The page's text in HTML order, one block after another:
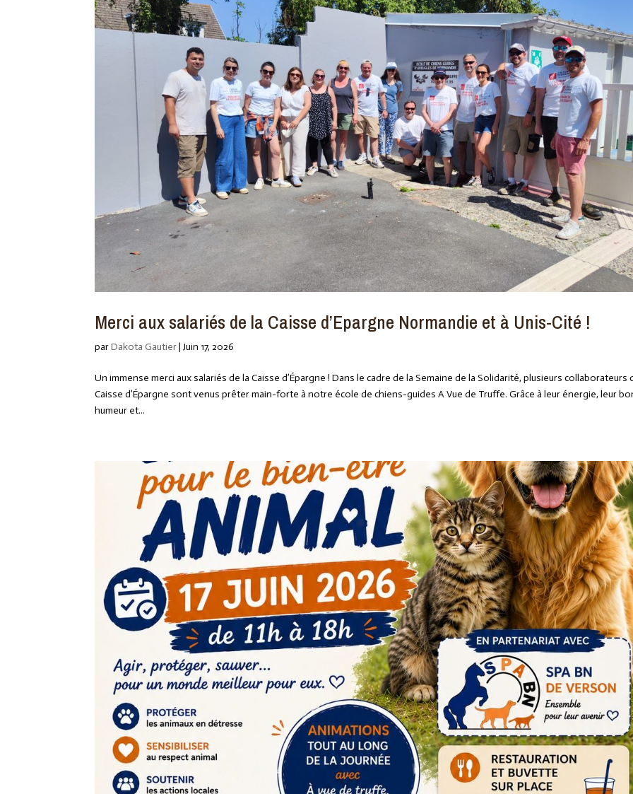
Merci aux salariés de la Caisse d’Epargne Normandie et à Unis-Cité !
parDakota Gautier |Juin 17, 2026
Un immense merci aux salariés de la Caisse d’Épargne ! Dans le cadre de la Semaine de la Solidarité, plusieurs collaborateurs
Caisse d’Épargne sont venus prêter main-forte à notre école de chiens-guides A Vue de Truffe. Grâce à leur énergie, leur
humeur et...